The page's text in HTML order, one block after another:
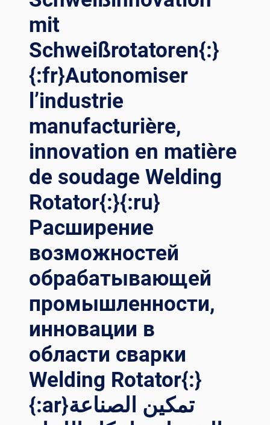
IT}ROTATORE PE
O ST
RUMENTO AF
FILATO PE
ALIZZARE SA
LDATURE EF
FICIENTI E
ECISE E
AI
UTARTI A
GU
IDARE IL
SE
TTORE.{:
}{:
TH}เค
รื่องหม
รเช
ื่อม: เค
รื่องมื
อที
ียบคม
กา
รเช
AVENIR : LE
SO
UDAGE CH
ANGE L’
RU}«СВАРКА» В
ДУЩЕЕ: СВ
АРОЧНЫЙ ПО
ЗИЦИОНЕР МЕ
НЯЕТ ОТ
РАСЛЬ{:}{:
AR}”اللحام” إ
لمستقبل: م
حدد م
وضع ا
للحام ي
غير ا
IT}“SALDATURA” VE
RSO IL
FU
TURO: WE
SITIONER CA
MBIA IL
SE
TTORE{:}{:
mit
Schweißrotatoren{:}
{:fr}Autonomiser
l’industrie
manufacturière,
innovation en matière
de soudage Welding
Rotator{:}{:ru}
Расширение
возможностей
обрабатывающей
промышленности,
инновации в
области сварки
Welding Rotator{:}
{:ar}تمكين الصناعة